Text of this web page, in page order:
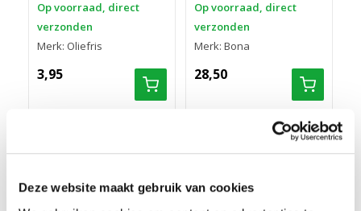
Deze website maakt gebruik van cookies
Op voorraad, direct
verzonden
Merk: Oliefris
3,95
Op voorraad, direct
verzonden
Merk: Bona
28,50
GEBRUIKSAANWIJZING BONA ONDERHOUDSOLIE 35